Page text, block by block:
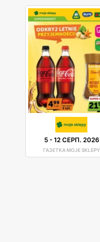
5-12 СЕРП. 2026
ГАЗЕТКА MOJE SKLEPY